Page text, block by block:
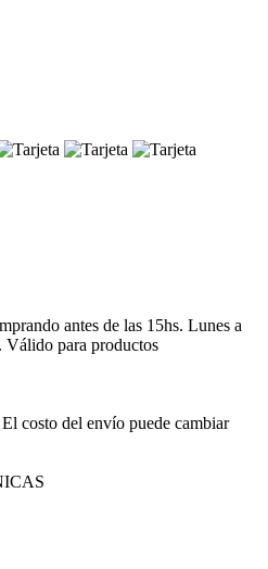
antes de las 15hs. Lunes a
Válido para productos
costo del envío puede cambiar